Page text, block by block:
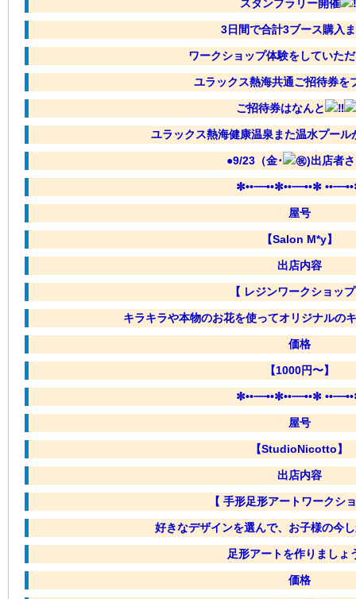
スタンプラリー開催
3日間で合計3ブース購入
ワークショップ体験をしていた
ユラックス熱海共通ご招待券を
ご招待券はなんと
ユラックス熱海健康温泉また温水プール
●9/23（金･ )出店者
✼••┈┈••✼••┈┈••✼
屋号
【Salon M*y】
出店内容
【 レジンワークショッ
キラキラや本物のお花を使ってオリジナルの
価格
【1000円〜】
✼••┈┈••✼••┈┈••✼
屋号
【StudioNicotto】
出店内容
【 手形足形アートワークシ
好きなデザインを選んで、お子様の今
足形アートを作りましょ
価格